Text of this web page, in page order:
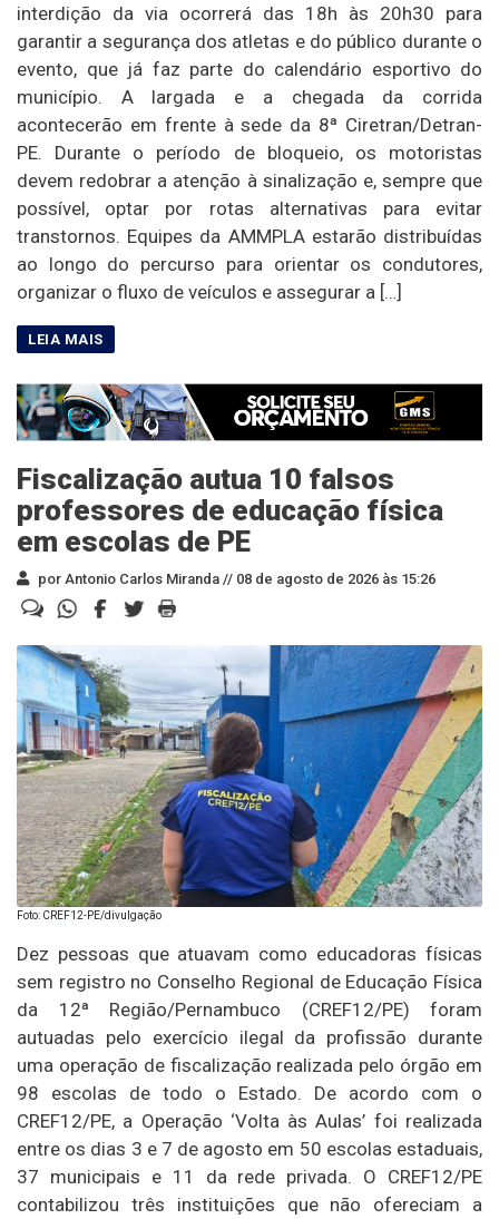
interdição da via ocorrerá das 18h às 20h30 para
garantir a segurança dos atletas e do público durante o
evento, que já faz parte do calendário esportivo do
município. A largada e a chegada da corrida
acontecerão em frente à sede da 8ª Ciretran/Detran-
PE. Durante o período de bloqueio, os motoristas
devem redobrar a atenção à sinalização e, sempre que
possível, optar por rotas alternativas para evitar
transtornos. Equipes da AMMPLA estarão distribuídas
ao longo do percurso para orientar os condutores,
organizar o fluxo de veículos e assegurar a […]
Fiscalização autua 10 falsos
professores de educação física
em escolas de PE
por Antonio Carlos Miranda // 08 de agosto de 2026 às 15:26
Foto: CREF12-PE/divulgação
Dez pessoas que atuavam como educadoras físicas
sem registro no Conselho Regional de Educação Física
da 12ª Região/Pernambuco (CREF12/PE) foram
autuadas pelo exercício ilegal da profissão durante
uma operação de fiscalização realizada pelo órgão em
98 escolas de todo o Estado. De acordo com o
CREF12/PE, a Operação ‘Volta às Aulas’ foi realizada
entre os dias 3 e 7 de agosto em 50 escolas estaduais,
37 municipais e 11 da rede privada. O CREF12/PE
contabilizou três instituições que não ofereciam a